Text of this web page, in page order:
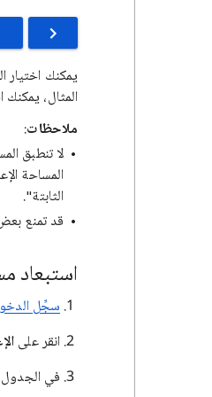
يمكنك اختيار
المثال،
ملاحظات:
لا تنطبق
المساحة
الثابتة".
قد تمنع
استبعاد
سجِّل
انقر على
في الجدول